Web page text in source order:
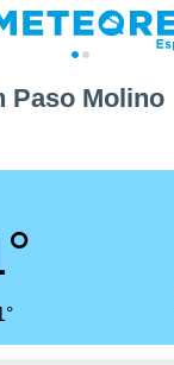
Paso Molino